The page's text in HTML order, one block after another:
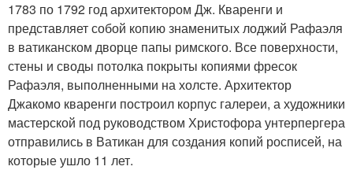
1783 по 1792 год архитектором Дж. Кваренги и
представляет собой копию знаменитых лоджий Рафаэля
в ватиканском дворце папы римского. Все поверхности,
стены и своды потолка покрыты копиями фресок
Рафаэля, выполненными на холсте. Архитектор
Джакомо кваренги построил корпус галереи, а художники
мастерской под руководством Христофора унтерпергера
отправились в Ватикан для создания копий росписей, на
которые ушло 11 лет.